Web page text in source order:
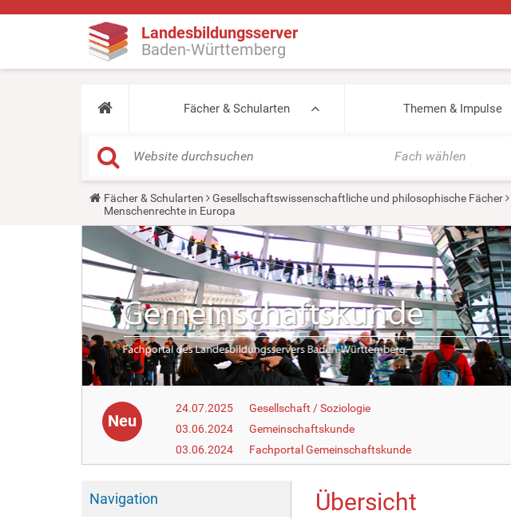
Landesbildungsserver
Baden-Württemberg
Fächer & Schularten Themen & Impulse
Fach wählen
Y
u
r
e
r
e
:
Fächer & Schularten Gesellschaftswissenschaftliche und philosophische Fächer
Menschenrechte in Europa
Neu
24.07.2025
Gesellschaft / Soziologie
03.06.2024
Gemeinschaftskunde
03.06.2024
Fachportal Gemeinschaftskunde
Navigation Übersicht